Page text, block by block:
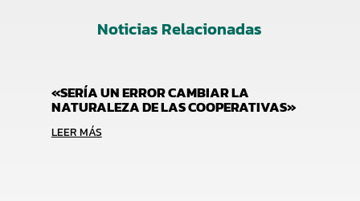
Noticias Relacionadas
«SERÍA UN ERROR CAMBIAR LA
NATURALEZA DE LAS COOPERATIVAS»
LEER MÁS